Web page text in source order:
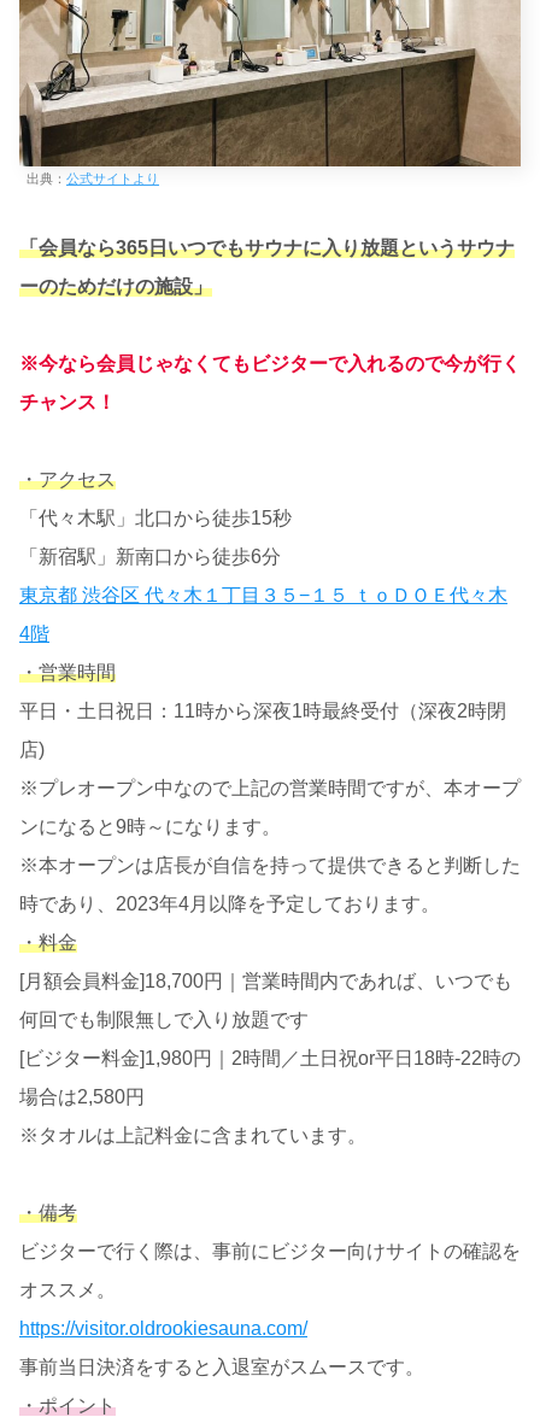
出典： 公式サイトより
「会員なら365日いつでもサウナに入り放題というサウナ
ーのためだけの施設」
※今なら会員じゃなくてもビジターで入れるので今が行く
チャンス！
・アクセス
「代々木駅」北口から徒歩15秒
「新宿駅」新南口から徒歩6分
東京都 渋谷区 代々木１丁目３５−１５ ｔｏＤＯＥ代々木
4階
・営業時間
平日・土日祝日：11時から深夜1時最終受付（深夜2時閉
店)
※プレオープン中なので上記の営業時間ですが、本オープ
ンになると9時～になります。
※本オープンは店長が自信を持って提供できると判断した
時であり、2023年4月以降を予定しております。
・料金
[月額会員料金]18,700円｜営業時間内であれば、いつでも
何回でも制限無しで入り放題です
[ビジター料金]1,980円｜2時間／土日祝or平日18時‐22時の
場合は2,580円
※タオルは上記料金に含まれています。
・備考
ビジターで行く際は、事前にビジター向けサイトの確認を
オススメ。
https://visitor.oldrookiesauna.com/
事前当日決済をすると入退室がスムースです。
・ポイント